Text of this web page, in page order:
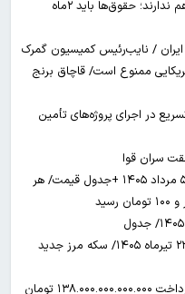
کریمی: بازنشستگان توان خرید نان و پنیر هم ندارند؛ حقوق‌ها باید ۲ماه
ایران / نایب‌رئیس کمیسیون گمرک
ممنوع است/ قاچاق برنج
در اجرای پروژه‌های تأمین
افزایش قیمت طلا و سکه در بازار امروز ۵ مرداد ۱۴۰۵ +جدول قیمت/ هر
قیمت زمان بازگشایی طلا و سکه امروز ۲۳ تیرماه ۱۴۰۵/ سکه مرز جدید
وزارت نفت، نهاد ریاست جمهوری را به پرداخت ۱۳۸.۰۰۰.۰۰۰.۰۰۰.۰۰۰ تومان